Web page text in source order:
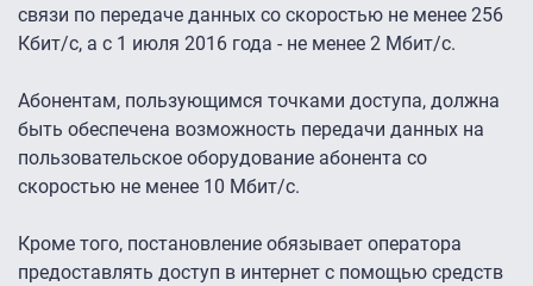
связи по передаче данных со скоростью не менее 256
Кбит/с, а с 1 июля 2016 года - не менее 2 Мбит/с.
Абонентам, пользующимся точками доступа, должна
быть обеспечена возможность передачи данных на
пользовательское оборудование абонента со
скоростью не менее 10 Мбит/с.
Кроме того, постановление обязывает оператора
предоставлять доступ в интернет с помощью средств